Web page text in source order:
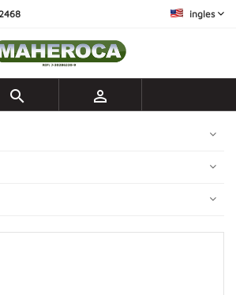
ingles
 